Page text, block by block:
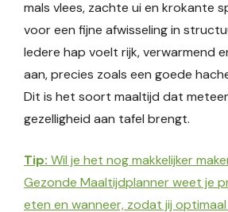
mals vlees, zachte ui en krokante
voor een fijne afwisseling in
Iedere hap voelt rijk, verwarmend
aan, precies zoals een goede
Dit is het soort maaltijd dat
gezelligheid aan tafel brengt.
Tip: Wil je het nog makkelijker
Gezonde Maaltijdplanner weet je
eten en wanneer, zodat jij